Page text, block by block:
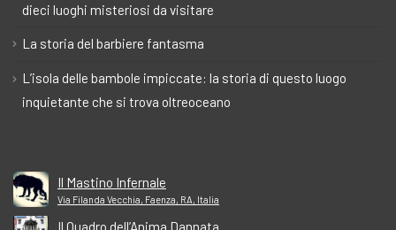
dieci luoghi misteriosi da visitare
La storia del barbiere fantasma
L’isola delle bambole impiccate: la storia di questo luogo
inquietante che si trova oltreoceano
Il Mastino Infernale
Via Filanda Vecchia, Faenza, RA, Italia
Il Quadro dell’Anima Dannata